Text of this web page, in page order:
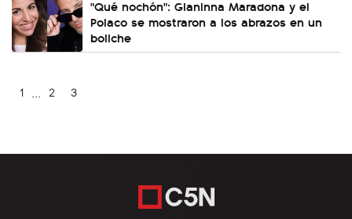
"Qué nochón": Gianinna Maradona y el
Polaco se mostraron a los abrazos en un
boliche
1 2 3